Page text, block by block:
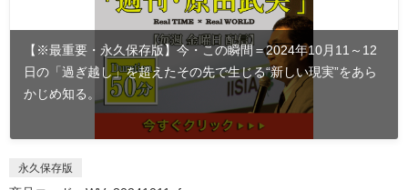
【※最重要・永久保存版】今・この瞬間＝2024年10月11～12
日の「過ぎ越し」を超えたその先で生じる“新しい現実”をあら
かじめ知る。
永久保存版